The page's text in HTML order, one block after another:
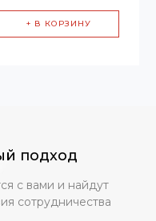
+ В КОРЗИНУ
подход
с вами и найдут
сотрудничества